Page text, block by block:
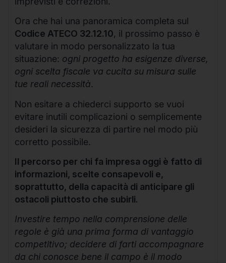
Ora che hai una panoramica completa sul
Codice ATECO 32.12.10, il prossimo passo è
valutare in modo personalizzato la tua
situazione: ogni progetto ha esigenze diverse,
ogni scelta fiscale va cucita su misura sulle
tue reali necessità.
Non esitare a chiederci supporto se vuoi
evitare inutili complicazioni o semplicemente
desideri la sicurezza di partire nel modo più
corretto possibile.
Il percorso per chi fa impresa oggi è fatto di
informazioni, scelte consapevoli e,
soprattutto, della capacità di anticipare gli
ostacoli piuttosto che subirli.
Investire tempo nella comprensione delle
regole è già una prima forma di vantaggio
competitivo; decidere di farti accompagnare
da chi conosce bene il campo è il modo